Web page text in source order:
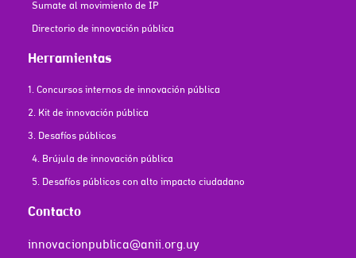
Sumate al movimiento de IP
Directorio de innovación pública
Herramientas
1. Concursos internos de innovación pública
2. Kit de innovación pública
3. Desafíos públicos
4. Brújula de innovación pública
5. Desafíos públicos con alto impacto ciudadano
Contacto
innovacionpublica@anii.org.uy